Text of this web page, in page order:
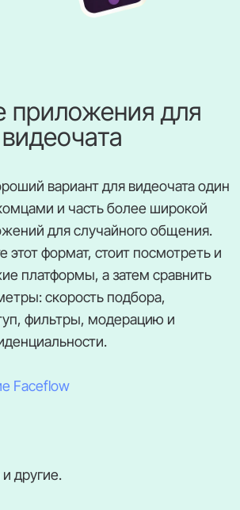
приложения для
видеочата
вариант для видеочата один
и часть более широкой
для случайного общения.
этот формат, стоит посмотреть и
платформы, а затем сравнить
скорость подбора,
фильтры, модерацию и
Faceflow
другие.